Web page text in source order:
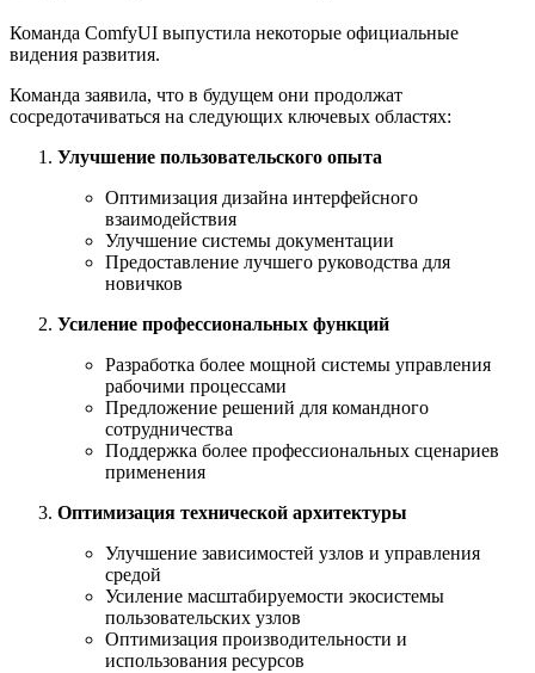
Команда ComfyUI выпустила некоторые официальные
видения развития.
Команда заявила, что в будущем они продолжат
сосредотачиваться на следующих ключевых областях:
Улучшение пользовательского опыта
Оптимизация дизайна интерфейсного
взаимодействия
Улучшение системы документации
Предоставление лучшего руководства для
новичков
Усиление профессиональных функций
Разработка более мощной системы управления
рабочими процессами
Предложение решений для командного
сотрудничества
Поддержка более профессиональных сценариев
применения
Оптимизация технической архитектуры
Улучшение зависимостей узлов и управления
средой
Усиление масштабируемости экосистемы
пользовательских узлов
Оптимизация производительности и
использования ресурсов